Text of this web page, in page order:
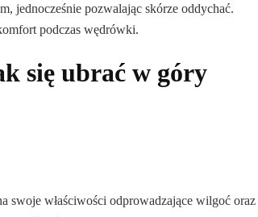
jednocześnie pozwalając skórze oddychać.
podczas wędrówki.
się ubrać w góry
swoje właściwości odprowadzające wilgoć oraz